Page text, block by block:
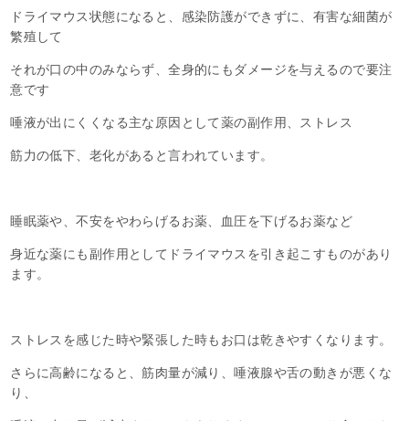
ドライマウス状態になると、感染防護ができずに、有害な細菌が
繁殖して
それが口の中のみならず、全身的にもダメージを与えるので要注
意です
唾液が出にくくなる主な原因として薬の副作用、ストレス
筋力の低下、老化があると言われています。
睡眠薬や、不安をやわらげるお薬、血圧を下げるお薬など
身近な薬にも副作用としてドライマウスを引き起こすものがあり
ます。
ストレスを感じた時や緊張した時もお口は乾きやすくなります。
さらに高齢になると、筋肉量が減り、唾液腺や舌の動きが悪くな
り、